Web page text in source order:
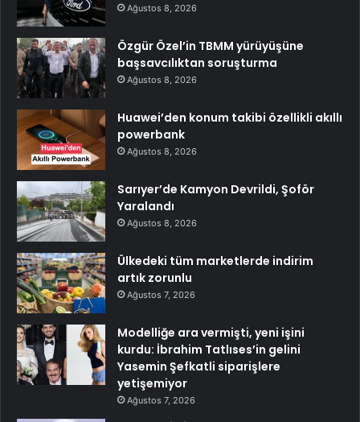
Ağustos 8, 2026
Özgür Özel’in TBMM yürüyüşüne
başsavcılıktan soruşturma
Ağustos 8, 2026
Huawei’den konum takibi özellikli akıllı
powerbank
Ağustos 8, 2026
Sarıyer’de Kamyon Devrildi, Şoför
Yaralandı
Ağustos 8, 2026
Ülkedeki tüm marketlerde indirim
artık zorunlu
Ağustos 7, 2026
Modelliğe ara vermişti, yeni işini
kurdu: İbrahim Tatlıses’in gelini
Yasemin Şefkatli siparişlere
yetişemiyor
Ağustos 7, 2026